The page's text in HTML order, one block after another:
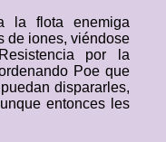
la flota enemiga
de iones, viéndose
por la
Poe que
dispararles,
entonces les